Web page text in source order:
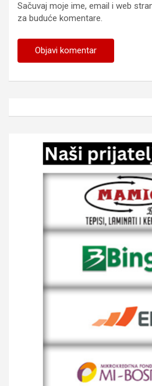
Sačuvaj moje ime, email i web
za buduće komentare.